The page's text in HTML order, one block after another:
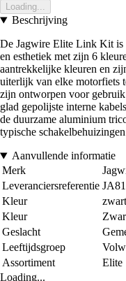
Loading...
Beschrijving
De Jagwire Elite Link Kit is
en esthetiek met zijn 6
aantrekkelijke kleuren en
uiterlijk van elke motorfiets
zijn ontworpen voor
glad gepolijste interne
de duurzame aluminium
typische
Aanvullende informatie
Merk
Leveranciersreferentie
Kleur
zwart
Kleur
Geslacht
Leeftijdsgroep
Assortiment
Elite
Loading...